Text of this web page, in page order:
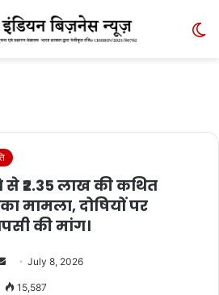
₹2.35 लाख की कथित
मामला, दोषियों पर
की मांग।
Send
an
July 8, 2026
15,587